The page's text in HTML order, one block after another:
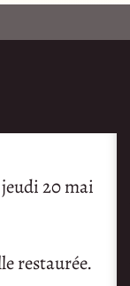
20 mai
restaurée.